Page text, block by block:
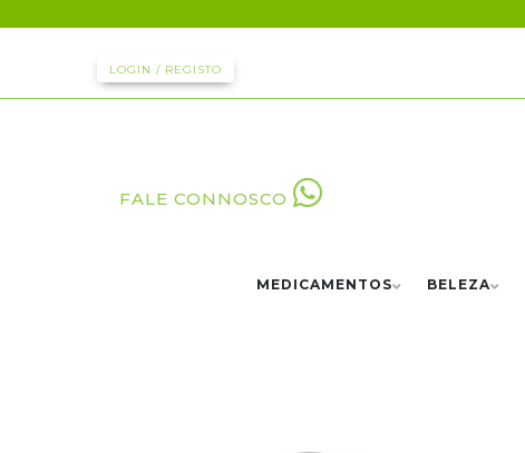
LOGIN / REGISTO
FALE CONNOSCO
MEDICAMENTOS BELEZA